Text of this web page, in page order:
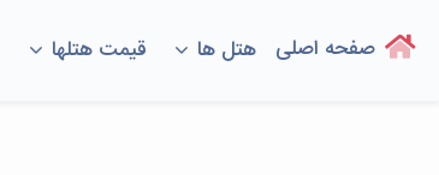
صفحه اصلی هتل ها قیمت هتلها